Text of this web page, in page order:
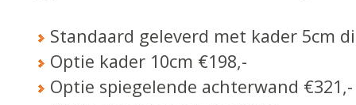
Standaard geleverd met kader 5cm
Optie kader 10cm €198,-
Optie spiegelende achterwand €321,-